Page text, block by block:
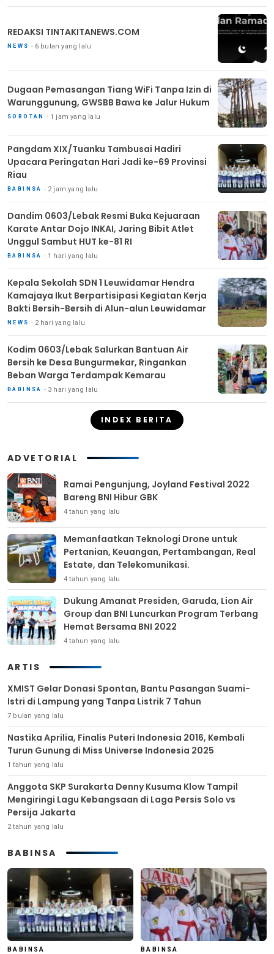
REDAKSI TINTAKITANEWS.COM
NEWS 6 bulan yang lalu
Dugaan Pemasangan Tiang WiFi Tanpa Izin di
Warunggunung, GWSBB Bawa ke Jalur Hukum
SOROTAN 1 jam yang lalu
Pangdam XIX/Tuanku Tambusai Hadiri
Upacara Peringatan Hari Jadi ke-69 Provinsi
Riau
BABINSA 2 jam yang lalu
Dandim 0603/Lebak Resmi Buka Kejuaraan
Karate Antar Dojo INKAI, Jaring Bibit Atlet
Unggul Sambut HUT ke-81 RI
BABINSA 1 hari yang lalu
Kepala Sekolah SDN 1 Leuwidamar Hendra
Kamajaya Ikut Berpartisipasi Kegiatan Kerja
Bakti Bersih-Bersih di Alun-alun Leuwidamar
NEWS 2 hari yang lalu
Kodim 0603/Lebak Salurkan Bantuan Air
Bersih ke Desa Bungurmekar, Ringankan
Beban Warga Terdampak Kemarau
BABINSA 3 hari yang lalu
INDEX BERITA
ADVETORIAL
Ramai Pengunjung, Joyland Festival 2022
Bareng BNI Hibur GBK
4 tahun yang lalu
Memanfaatkan Teknologi Drone untuk
Pertanian, Keuangan, Pertambangan, Real
Estate, dan Telekomunikasi.
4 tahun yang lalu
Dukung Amanat Presiden, Garuda, Lion Air
Group dan BNI Luncurkan Program Terbang
Hemat Bersama BNI 2022
4 tahun yang lalu
ARTIS
XMIST Gelar Donasi Spontan, Bantu Pasangan Suami-
Istri di Lampung yang Tanpa Listrik 7 Tahun
7 bulan yang lalu
Nastika Aprilia, Finalis Puteri Indonesia 2016, Kembali
Turun Gunung di Miss Universe Indonesia 2025
1 tahun yang lalu
Anggota SKP Surakarta Denny Kusuma Klow Tampil
Mengiringi Lagu Kebangsaan di Laga Persis Solo vs
Persija Jakarta
2 tahun yang lalu
BABINSA
BABINSA BABINSA